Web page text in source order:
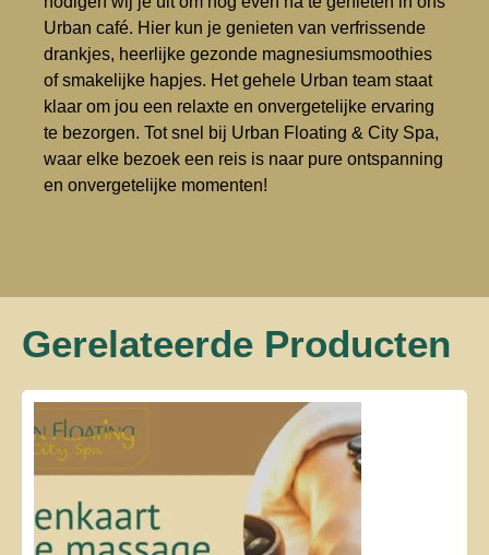
Urban café. Hier kun je genieten van verfrissende
drankjes, heerlijke gezonde magnesiumsmoothies
of smakelijke hapjes. Het gehele Urban team staat
klaar om jou een relaxte en onvergetelijke ervaring
te bezorgen. Tot snel bij Urban Floating & City Spa,
waar elke bezoek een reis is naar pure ontspanning
en onvergetelijke momenten!
Gerelateerde Producten